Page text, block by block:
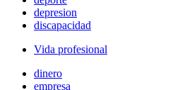
depresion
discapacidad
Vida profesional
dinero
empresa